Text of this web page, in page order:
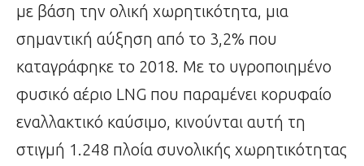
με βάση την ολική χωρητικότητα, μια
σημαντική αύξηση από το 3,2% που
καταγράφηκε το 2018. Με το υγροποιημένο
φυσικό αέριο LNG που παραμένει κορυφαίο
εναλλακτικό καύσιμο, κινούνται αυτή τη
στιγμή 1.248 πλοία συνολικής χωρητικότητας